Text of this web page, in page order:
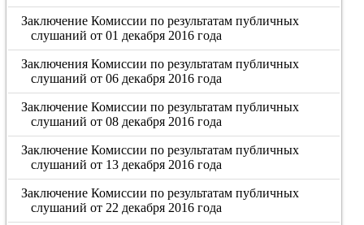
Заключение Комиссии по результатам публичных
слушаний от 01 декабря 2016 года
Заключения Комиссии по результатам публичных
слушаний от 06 декабря 2016 года
Заключение Комиссии по результатам публичных
слушаний от 08 декабря 2016 года
Заключение Комиссии по результатам публичных
слушаний от 13 декабря 2016 года
Заключение Комиссии по результатам публичных
слушаний от 22 декабря 2016 года